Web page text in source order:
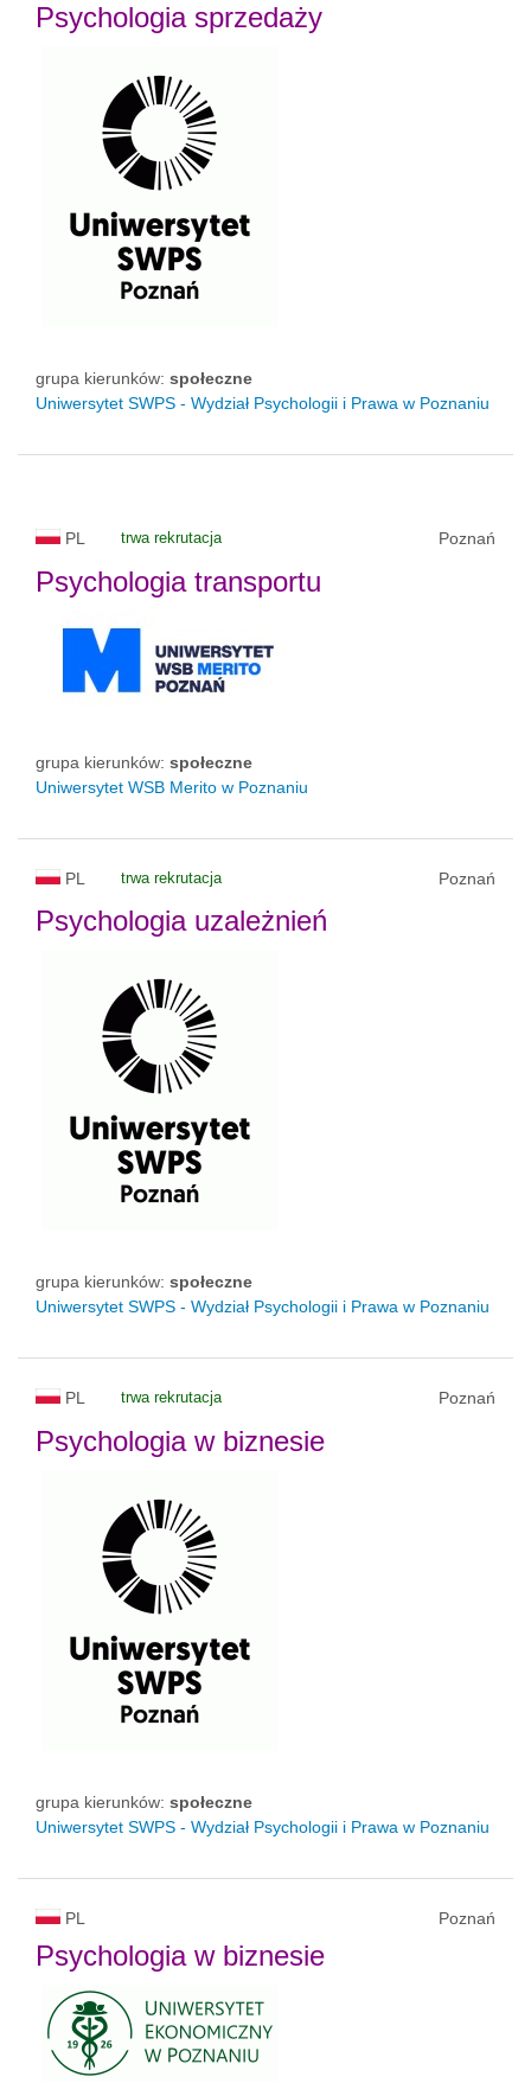
Psychologia sprzedaży
grupa kierunków: społeczne
Uniwersytet SWPS - Wydział Psychologii i Prawa w Poznaniu
PL trwa rekrutacja Poznań
Psychologia transportu
grupa kierunków: społeczne
Uniwersytet WSB Merito w Poznaniu
PL trwa rekrutacja Poznań
Psychologia uzależnień
grupa kierunków: społeczne
Uniwersytet SWPS - Wydział Psychologii i Prawa w Poznaniu
PL trwa rekrutacja Poznań
Psychologia w biznesie
grupa kierunków: społeczne
Uniwersytet SWPS - Wydział Psychologii i Prawa w Poznaniu
PL Poznań
Psychologia w biznesie